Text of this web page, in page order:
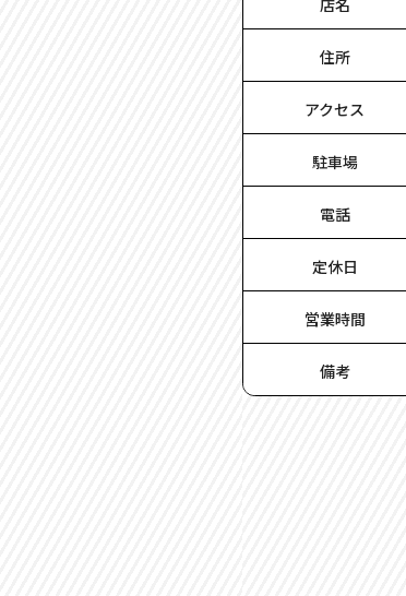
店名
住所
アクセス
駐車場
電話
定休日
営業時間
備考